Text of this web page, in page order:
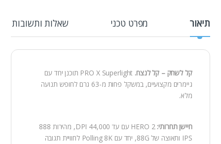
תיאור מפרט טכני שאלות ותשובות
קל לשחק – קל לנצח.
PRO X Superlight תוכנן יחד עם
גיימרים מקצועיים, במשקל פחות מ-63 גרם לחופש תנועה
מלא.
חיישן תחרותי:
HERO 2 עם עד 44,000 DPI, מהירות 888
IPS ותאוצה של 88G, יחד עם Polling 8K לחוויית תגובה